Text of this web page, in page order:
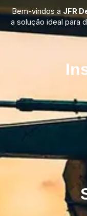
Bem-vindos a JFR
a solução ideal para